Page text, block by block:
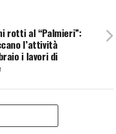
rotti al “Palmieri”:
l’attività
i lavori di